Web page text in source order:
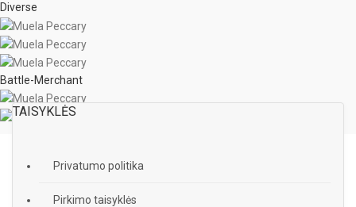
Diverse
Battle-Merchant
TAISYKLĖS
Privatumo politika
Pirkimo taisyklės